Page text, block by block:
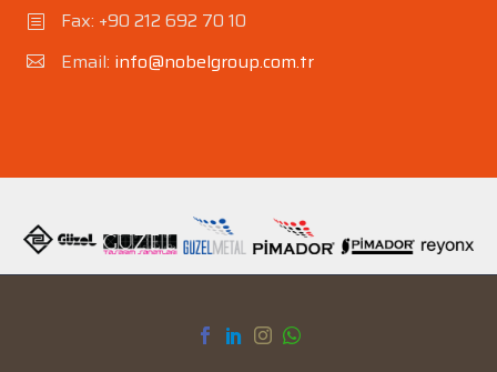
b
b Fax: +90 212 692 70 10

 Email: info@nobelgroup.com.tr